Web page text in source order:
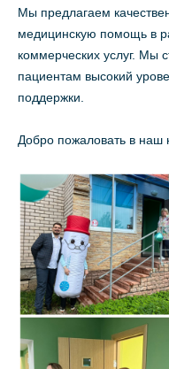
Мы предлагаем
медицинскую помощь в
коммерческих услуг. Мы
пациентам высокий
поддержки.
Добро пожаловать в наш